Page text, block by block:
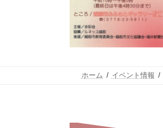
ホーム イベント情報